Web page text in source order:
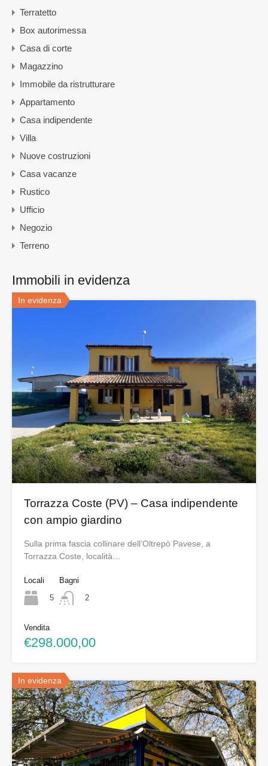
Terratetto
Box autorimessa
Casa di corte
Magazzino
Immobile da ristrutturare
Appartamento
Casa indipendente
Villa
Nuove costruzioni
Casa vacanze
Rustico
Ufficio
Negozio
Terreno
Immobili in evidenza
In evidenza
Torrazza Coste (PV) – Casa indipendente
con ampio giardino
Sulla prima fascia collinare dell’Oltrepò Pavese, a
Torrazza Coste, località…
Locali
5
Bagni
2
Vendita
€298.000,00
In evidenza